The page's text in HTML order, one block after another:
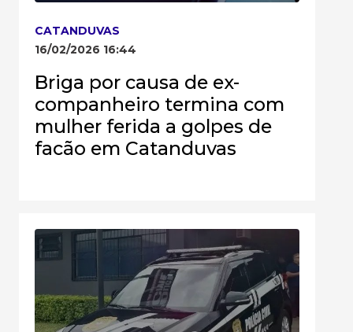
CATANDUVAS
16/02/2026 16:44
Briga por causa de ex-
companheiro termina com
mulher ferida a golpes de
facão em Catanduvas